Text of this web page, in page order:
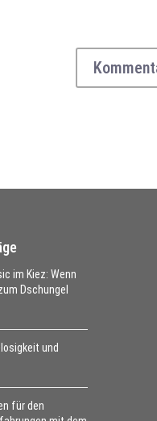
im Kiez: Wenn
Dschungel
und
für den